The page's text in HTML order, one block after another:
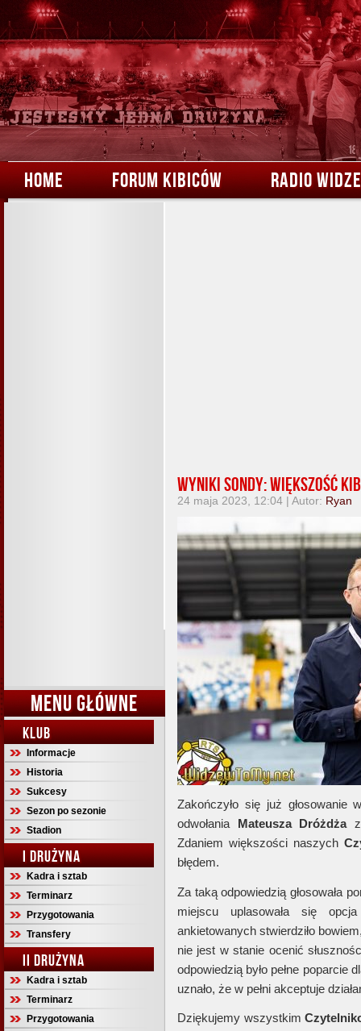
HOME FORUM KIBICÓW RADIO
MENU GŁÓWNE
KLUB
Informacje
Historia
Sukcesy
Sezon po sezonie
Stadion
I DRUŻYNA
Kadra i sztab
Terminarz
Przygotowania
Transfery
II DRUŻYNA
Kadra i sztab
Terminarz
Przygotowania
Wyniki sondy: Większość
24 maja 2023, 12:04 | Autor: Ryan
Zakończyło się już głosowanie
odwołania Mateusza Dróżdża
Zdaniem większości naszych
błędem.
Za taką odpowiedzią głosowała
miejscu uplasowała się
ankietowanych stwierdziło
nie jest w stanie ocenić
odpowiedzią było pełne poparcie
uznało, że w pełni akceptuje
Dziękujemy wszystkim